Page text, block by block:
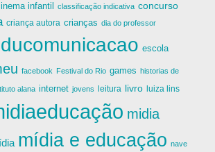
infantil classificação indicativa concurso
criança autora crianças dia do professor
escola
facebook Festival do Rio games historias de
alana internet jovens leitura livro luiza lins
midia
mídia e educação nave